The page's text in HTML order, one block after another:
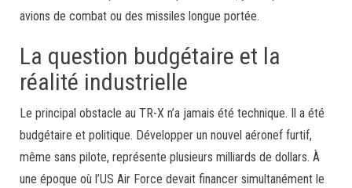
avions de combat ou des missiles longue portée.
La question budgétaire et la
réalité industrielle
Le principal obstacle au TR-X n’a jamais été technique. Il a été
budgétaire et politique. Développer un nouvel aéronef furtif,
même sans pilote, représente plusieurs milliards de dollars. À
une époque où l’US Air Force devait financer simultanément le